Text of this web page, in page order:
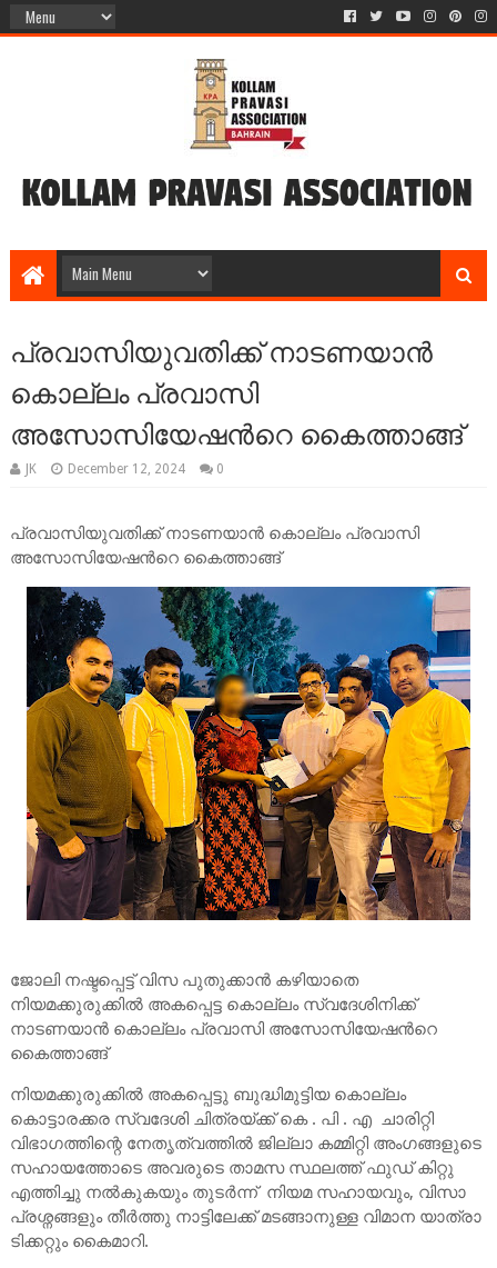
പ്രവാസിയുവതിക്ക് നാടണയാൻ
കൊല്ലം പ്രവാസി
അസോസിയേഷൻറെ കൈത്താങ്ങ്
JK December 12, 2024 0
പ്രവാസിയുവതിക്ക് നാടണയാൻ കൊല്ലം പ്രവാസി
അസോസിയേഷൻറെ കൈത്താങ്ങ്
ജോലി നഷ്ടപ്പെട്ട് വിസ പുതുക്കാൻ കഴിയാതെ
നിയമക്കുരുക്കിൽ അകപ്പെട്ട കൊല്ലം സ്വദേശിനിക്ക്
നാടണയാൻ കൊല്ലം പ്രവാസി അസോസിയേഷൻറെ
കൈത്താങ്ങ്
നിയമക്കുരുക്കിൽ അകപ്പെട്ടു ബുദ്ധിമുട്ടിയ കൊല്ലം
കൊട്ടാരക്കര സ്വദേശി ചിത്രയ്ക്ക് കെ . പി . എ ചാരിറ്റി
വിഭാഗത്തിന്റെ നേതൃത്വത്തിൽ ജില്ലാ കമ്മിറ്റി അംഗങ്ങളുടെ
സഹായത്തോടെ അവരുടെ താമസ സ്ഥലത്ത് ഫുഡ് കിറ്റു
എത്തിച്ചു നൽകുകയും തുടർന്ന് നിയമ സഹായവും, വിസാ
പ്രശ്നങ്ങളും തീർത്തു നാട്ടിലേക്ക് മടങ്ങാനുള്ള വിമാന യാത്രാ
ടിക്കറ്റും കൈമാറി.